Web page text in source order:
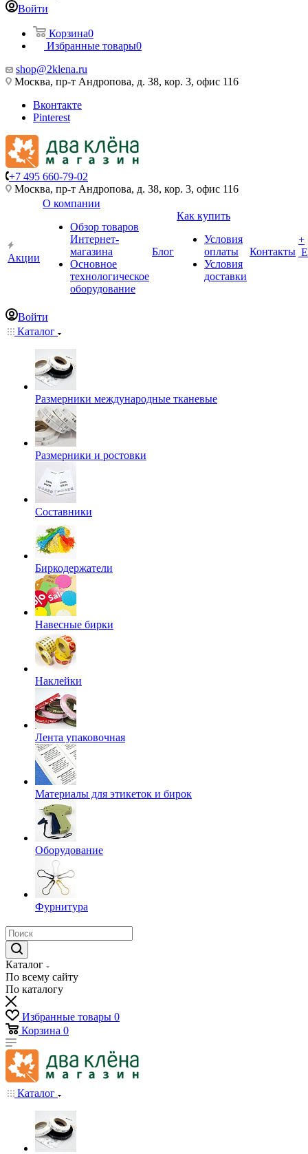
Войти
Корзина0
Избранные товары0
shop@2klena.ru
Москва, пр-т Андропова, д. 38, кор. 3, офис 116
Вконтакте
Pinterest
+7 495 660-79-02
Москва, пр-т Андропова, д. 38, кор. 3, офис 116
Акции
О компании
Обзор товаров
Интернет-
магазина
Основное
технологическое
оборудование
Блог
Как купить
Условия
оплаты
Условия
доставки
Контакты
+
Войти
Каталог
Размерники международные тканевые
Размерники и ростовки
Составники
Биркодержатели
Навесные бирки
Наклейки
Лента упаковочная
Материалы для этикеток и бирок
Оборудование
Фурнитура
Каталог
По всему сайту
По каталогу
Избранные товары 0
Корзина 0
Каталог